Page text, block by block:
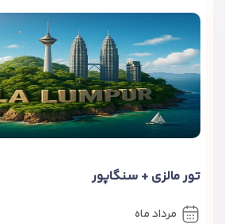
تور مالزی + سنگاپور
مرداد ماه